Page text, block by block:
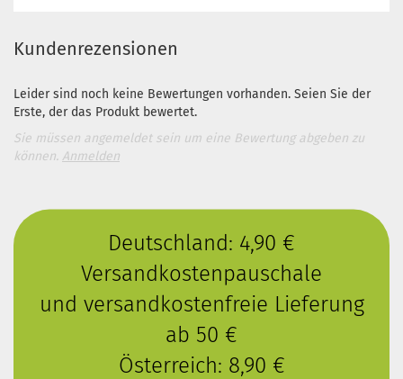
Kundenrezensionen
Leider sind noch keine Bewertungen vorhanden. Seien Sie der
Erste, der das Produkt bewertet.
Sie müssen angemeldet sein um eine Bewertung abgeben zu
können. Anmelden
Deutschland: 4,90 €
Versandkostenpauschale
und versandkostenfreie Lieferung
ab 50 €
Österreich: 8,90 €